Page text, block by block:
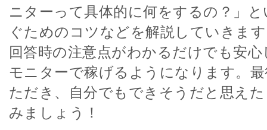
ニターって具体的に何をするの？」
ぐためのコツなどを解説していきま
回答時の注意点がわかるだけでも安
モニターで稼げるようになります。
ただき、自分でもできそうだと思え
みましょう！